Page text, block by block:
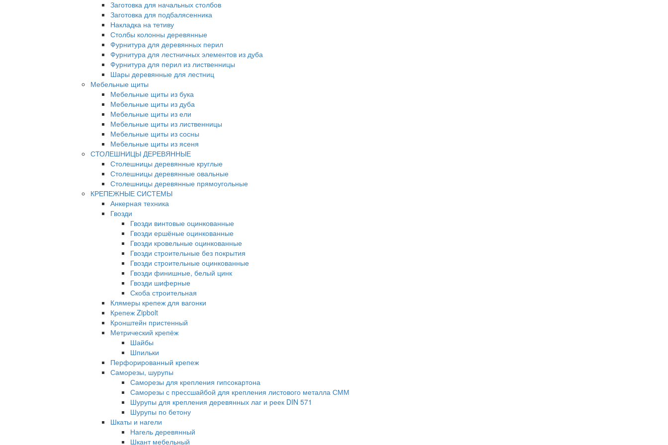
Заготовка для начальных столбов
Заготовка для подбалясенника
Накладка на тетиву
Столбы колонны деревянные
Фурнитура для деревянных перил
Фурнитура для лестничных элементов из дуба
Фурнитура для перил из лиственницы
Шары деревянные для лестниц
Мебельные щиты
Мебельные щиты из бука
Мебельные щиты из дуба
Мебельные щиты из ели
Мебельные щиты из лиственницы
Мебельные щиты из сосны
Мебельные щиты из ясеня
СТОЛЕШНИЦЫ ДЕРЕВЯННЫЕ
Столешницы деревянные круглые
Столешницы деревянные овальные
Столешницы деревянные прямоугольные
КРЕПЕЖНЫЕ СИСТЕМЫ
Анкерная техника
Гвозди
Гвозди винтовые оцинкованные
Гвозди ершёные оцинкованные
Гвозди кровельные оцинкованные
Гвозди строительные без покрытия
Гвозди строительные оцинкованные
Гвозди финишные, белый цинк
Гвозди шиферные
Скоба строительная
Клямеры крепеж для вагонки
Крепеж Zipbolt
Кронштейн пристенный
Метрический крепёж
Шайбы
Шпильки
Перфорированный крепеж
Саморезы, шурупы
Саморезы для крепления гипсокартона
Саморезы с прессшайбой для крепления листового металла СММ
Шурупы для крепления деревянных лаг и реек DIN 571
Шурупы по бетону
Шкаты и нагели
Нагель деревянный
Шкант мебельный